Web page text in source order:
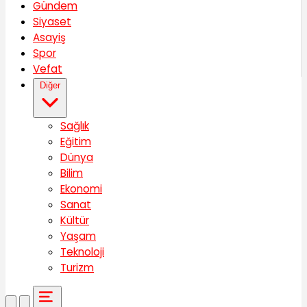
Gündem
Siyaset
Asayiş
Spor
Vefat
Diğer
Sağlık
Eğitim
Dünya
Bilim
Ekonomi
Sanat
Kültür
Yaşam
Teknoloji
Turizm